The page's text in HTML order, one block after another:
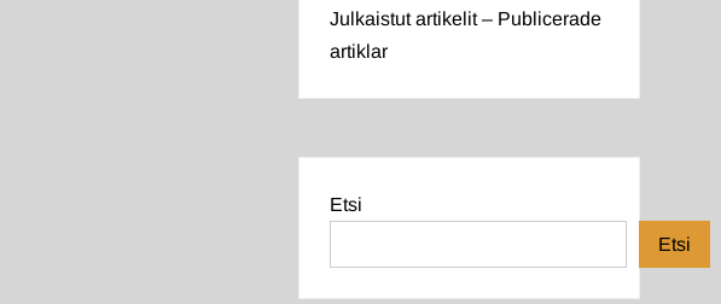
Julkaistut artikelit – Publicerade
artiklar
Etsi
Etsi